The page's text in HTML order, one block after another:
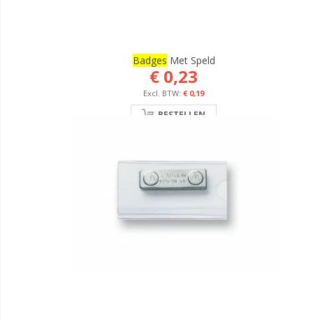
Badges Met Speld
€ 0,23
€ 0,19
BESTELLEN